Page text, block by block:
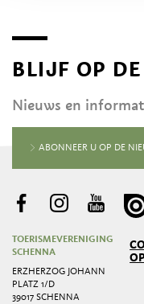
BLIJF OP
Nieuws en
ABONNEER U OP DE
TOERISMEVERENIGING
SCHENNA
ERZHERZOG JOHANN
PLATZ 1/D
39017 SCHENNA